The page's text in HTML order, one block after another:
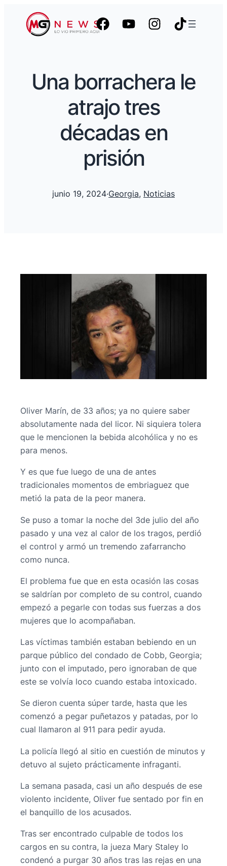
Una borrachera le
atrajo tres
décadas en
prisión
junio 19, 2024·Georgia, Noticias
Oliver Marín, de 33 años; ya no quiere saber
absolutamente nada del licor. Ni siquiera tolera
que le mencionen la bebida alcohólica y no es
para menos.
Y es que fue luego de una de antes
tradicionales momentos de embriaguez que
metió la pata de la peor manera.
Se puso a tomar la noche del 3de julio del año
pasado y una vez al calor de los tragos, perdió
el control y armó un tremendo zafarrancho
como nunca.
El problema fue que en esta ocasión las cosas
se saldrían por completo de su control, cuando
empezó a pegarle con todas sus fuerzas a dos
mujeres que lo acompañaban.
Las víctimas también estaban bebiendo en un
parque público del condado de Cobb, Georgia;
junto con el imputado, pero ignoraban de que
este se volvía loco cuando estaba intoxicado.
Se dieron cuenta súper tarde, hasta que les
comenzó a pegar puñetazos y patadas, por lo
cual llamaron al 911 para pedir ayuda.
La policía llegó al sitio en cuestión de minutos y
detuvo al sujeto prácticamente infraganti.
La semana pasada, casi un año después de ese
violento incidente, Oliver fue sentado por fin en
el banquillo de los acusados.
Tras ser encontrado culpable de todos los
cargos en su contra, la jueza Mary Staley lo
condenó a purgar 30 años tras las rejas en una